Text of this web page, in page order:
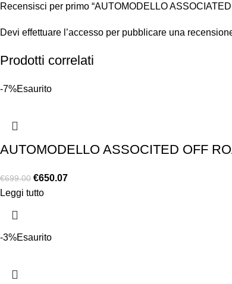
Recensisci per primo “AUTOMODELLO
Devi effettuare l’accesso per pubblicare una
Prodotti correlati
-7%Esaurito
AUTOMODELLO ASSOCITED OFF
€699.00 €650.07
Leggi tutto
-3%Esaurito